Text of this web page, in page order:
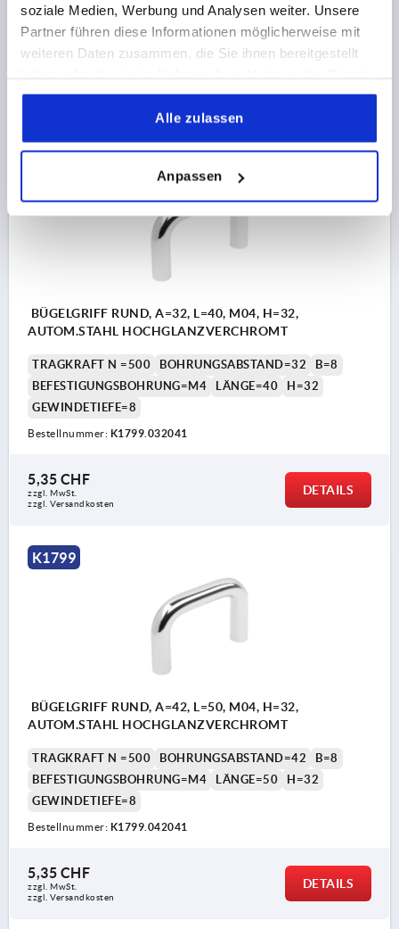
soziale Medien, Werbung und Analysen weiter. Unsere
Partner führen diese Informationen möglicherweise mit
weiteren Daten zusammen, die Sie ihnen bereitgestellt
gesammelt haben.
Alle zulassen
Anpassen
GEWINDETIEFE=6
Bestellnummer: K1799.088031
DETAILS
BÜGELGRIFF RUND, A=32, L=40, M04, H=32,
AUTOM.STAHL HOCHGLANZVERCHROMT
TRAGKRAFT N =500 BOHRUNGSABSTAND=32
B=8
BEFESTIGUNGSBOHRUNG=M4
LÄNGE=40
H=32
GEWINDETIEFE=8
Bestellnummer: K1799.032041
5,35 CHF
zzgl. MwSt.
zzgl. Versandkosten
DETAILS
K1799
BÜGELGRIFF RUND, A=42, L=50, M04, H=32,
AUTOM.STAHL HOCHGLANZVERCHROMT
TRAGKRAFT N =500 BOHRUNGSABSTAND=42
B=8
BEFESTIGUNGSBOHRUNG=M4
LÄNGE=50
H=32
GEWINDETIEFE=8
Bestellnummer: K1799.042041
5,35 CHF
zzgl. MwSt.
zzgl. Versandkosten
DETAILS